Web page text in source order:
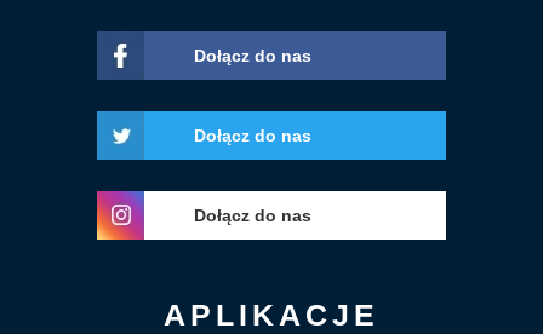
Dołącz do nas
Dołącz do nas
Dołącz do nas
APLIKACJE